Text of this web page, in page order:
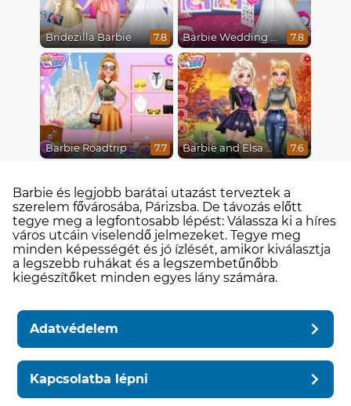
Bridezilla Barbie 7.8 Barbie Wedding Fun 7.8
Barbie Roadtrip Adventure 7.7 Barbie and Elsa Autumn Patterns 7.6
Barbie és legjobb barátai utazást terveztek a
szerelem fővárosába, Párizsba. De távozás előtt
tegye meg a legfontosabb lépést: Válassza ki a híres
város utcáin viselendő jelmezeket. Tegye meg
minden képességét és jó ízlését, amikor kiválasztja
a legszebb ruhákat és a legszembetűnőbb
kiegészítőket minden egyes lány számára.
Adatvédelem
Kapcsolatba lépni